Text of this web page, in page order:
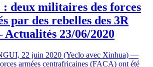
deux militaires des forces
par des rebelles des 3R
Actualités 23/06/2020
22 juin 2020 (Yeclo avec Xinhua) —
armées centrafricaines (FACA) ont été